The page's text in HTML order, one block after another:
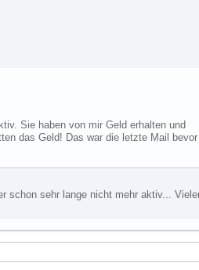
Sie haben von mir Geld erhalten und
das Geld! Das war die letzte Mail
schon sehr lange nicht mehr aktiv...